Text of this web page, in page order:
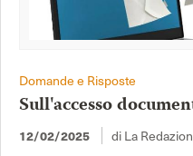
Domande e Risposte
Sull'accesso
12/02/2025 di La